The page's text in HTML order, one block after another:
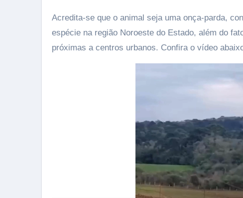
Acredita-se que o animal seja uma onça-parda,
espécie na região Noroeste do Estado, além do
próximas a centros urbanos. Confira o vídeo